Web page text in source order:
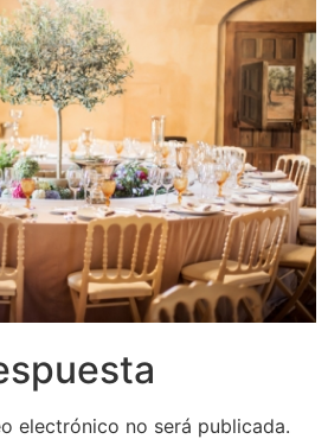
electrónico no será publicada.